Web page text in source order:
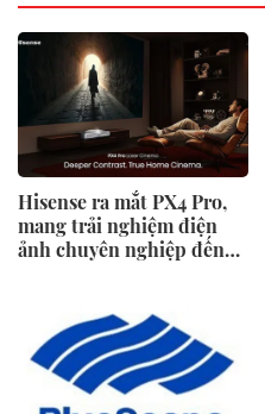
Hisense ra mắt PX4 Pro,
mang trải nghiệm điện
ảnh chuyên nghiệp đến